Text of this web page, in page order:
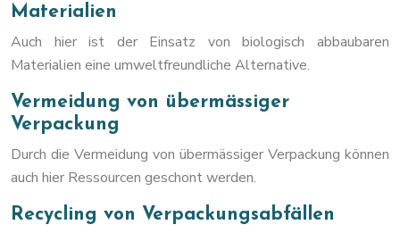
Materialien
Auch hier ist der Einsatz von biologisch abbaubaren
Materialien eine umweltfreundliche Alternative.
Vermeidung von übermässiger
Verpackung
Durch die Vermeidung von übermässiger Verpackung können
auch hier Ressourcen geschont werden.
Recycling von Verpackungsabfällen